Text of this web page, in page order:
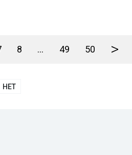
8 ... 49 50 >
НЕТ